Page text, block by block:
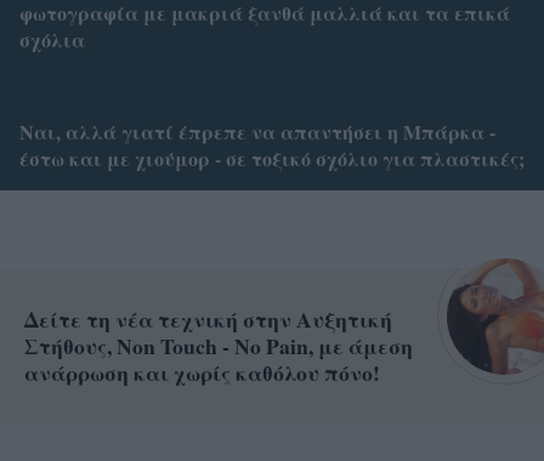
φωτογραφία με μακριά ξανθά μαλλιά και τα επικά
σχόλια
Ναι, αλλά γιατί έπρεπε να απαντήσει η Μπάρκα -
έστω και με χιούμορ - σε τοξικό σχόλιο για πλαστικές;
Δείτε τη νέα τεχνική στην Αυξητική
Στήθους, Non Touch - No Pain, με άμεση
ανάρρωση και χωρίς καθόλου πόνο!